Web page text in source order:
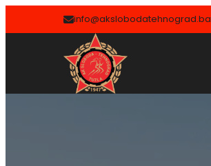
info@akslobodatehnograd.ba